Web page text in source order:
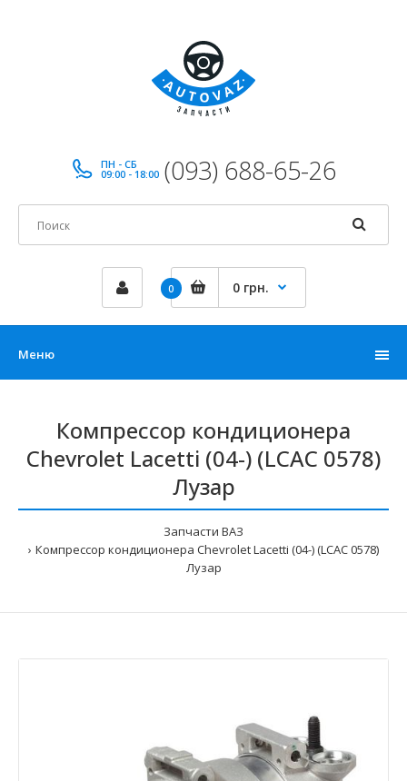
ПН - СБ
09:00 - 18:00 (093) 688-65-26
0 0 грн.
Меню
Компрессор кондиционера
Chevrolet Lacetti (04-) (LCAC 0578)
Лузар
Запчасти ВАЗ
Компрессор кондиционера Chevrolet Lacetti (04-) (LCAC 0578)
Лузар